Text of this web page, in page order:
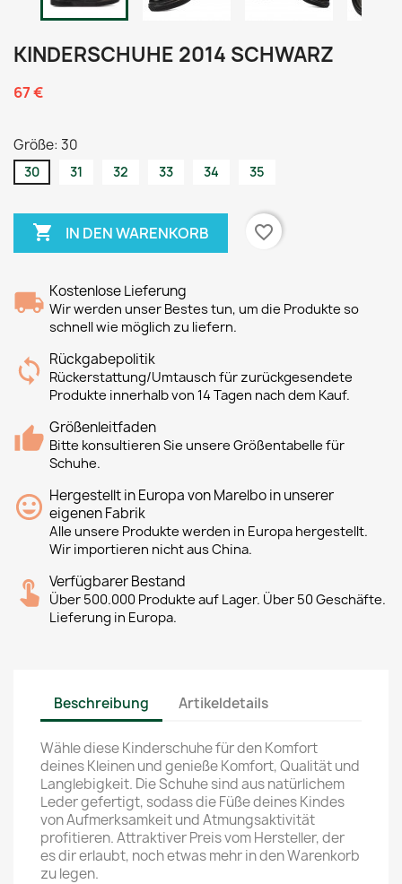
KINDERSCHUHE 2014 SCHWARZ
67 €
Größe: 30
30 31 32 33 34 35
 IN DEN WARENKORB favorite_border
Kostenlose Lieferung
Wir werden unser Bestes tun, um die Produkte so
schnell wie möglich zu liefern.
Rückgabepolitik
Rückerstattung/Umtausch für zurückgesendete
Produkte innerhalb von 14 Tagen nach dem Kauf.
Größenleitfaden
Bitte konsultieren Sie unsere Größentabelle für
Schuhe.
Hergestellt in Europa von Marelbo in unserer
eigenen Fabrik
Alle unsere Produkte werden in Europa hergestellt.
Wir importieren nicht aus China.
Verfügbarer Bestand
Über 500.000 Produkte auf Lager. Über 50 Geschäfte.
Lieferung in Europa.
Beschreibung Artikeldetails
Wähle diese Kinderschuhe für den Komfort
deines Kleinen und genieße Komfort, Qualität und
Langlebigkeit. Die Schuhe sind aus natürlichem
Leder gefertigt, sodass die Füße deines Kindes
von Aufmerksamkeit und Atmungsaktivität
profitieren. Attraktiver Preis vom Hersteller, der
es dir erlaubt, noch etwas mehr in den Warenkorb
zu legen.